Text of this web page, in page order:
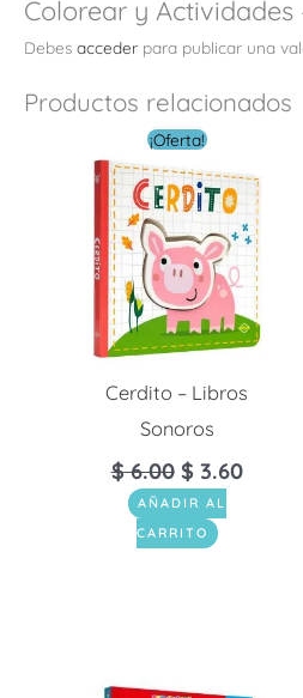
Colorear y Actividades
Debes acceder para publicar una
Productos relacionados
¡Oferta!
Cerdito – Libros
Sonoros
$6.00
El
precio
original
era:
$ 6.00.
$ 3.60
actual
es:
$ 3.60.
AÑADIR AL
CARRITO